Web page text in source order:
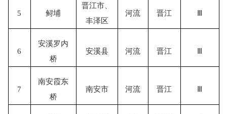
5 鲟埔
晋江市
丰泽区
河流 晋江 Ⅲ
6
安溪罗内
桥
安溪县 河流 晋江 Ⅲ
7
南安霞东
桥
南安市 河流 晋江 Ⅲ